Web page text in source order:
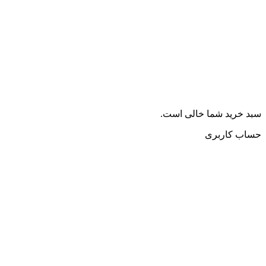
سبد خرید شما خالی است.
حساب کاربری